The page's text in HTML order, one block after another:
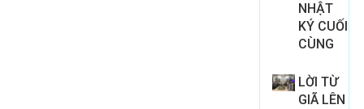
NHẬT
KÝ CUỐI
CÙNG
LỜI TỪ
GIÃ LÊN